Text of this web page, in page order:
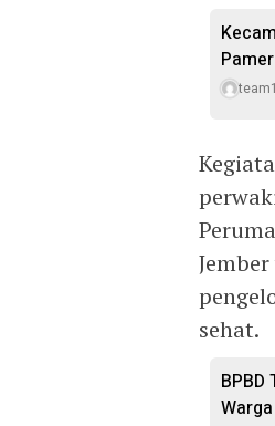
team1
sehat.